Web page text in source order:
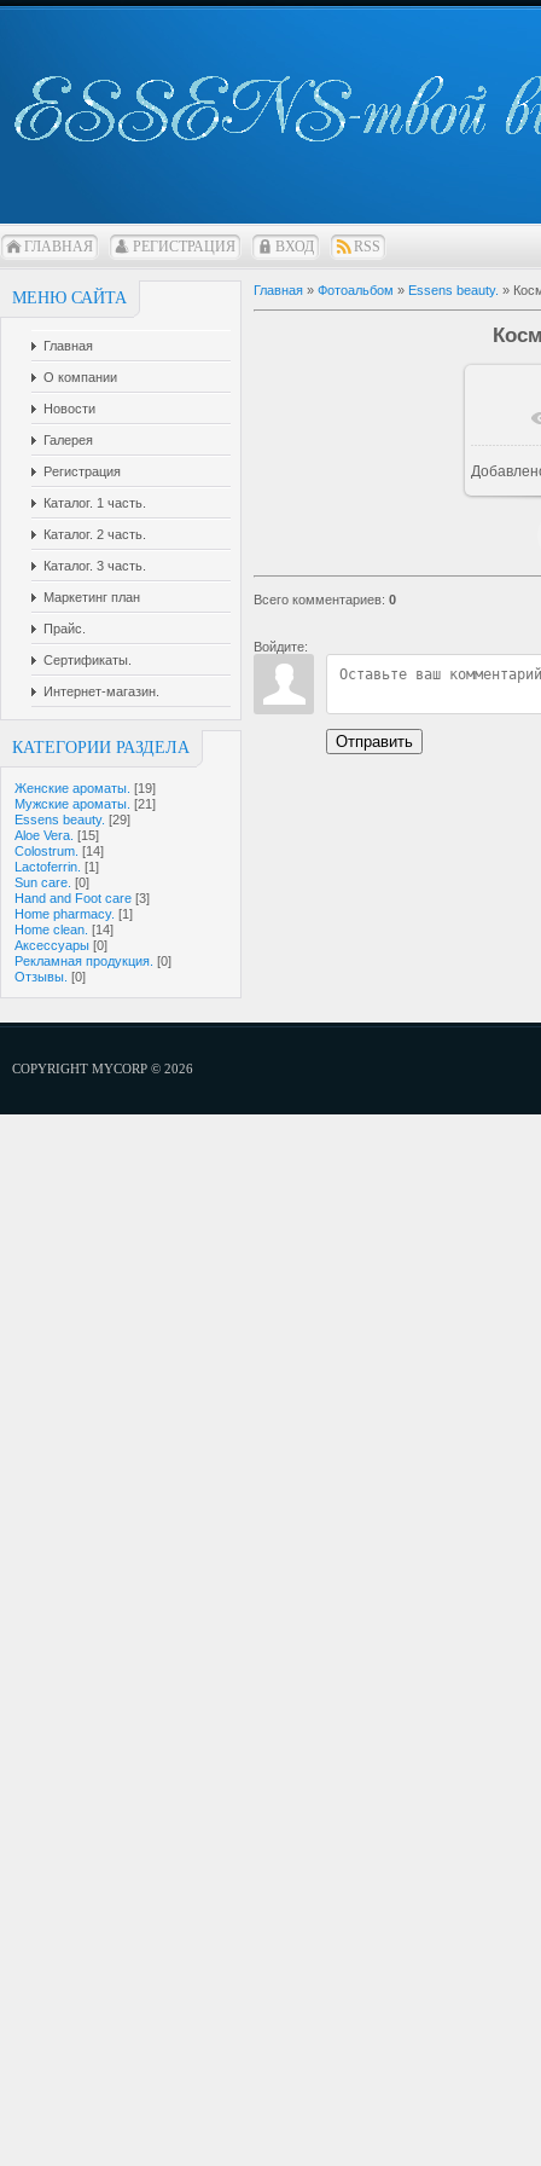
ГЛАВНАЯ РЕГИСТРАЦИЯ ВХОД RSS
МЕНЮ САЙТА
Главная
О компании
Новости
Галерея
Регистрация
Каталог. 1 часть.
Каталог. 2 часть.
Каталог. 3 часть.
Маркетинг план
Прайс.
Сертификаты.
Интернет-магазин.
КАТЕГОРИИ РАЗДЕЛА
Женские ароматы. [19]
Мужские ароматы. [21]
Essens beauty. [29]
Aloe Vera. [15]
Colostrum. [14]
Lactoferrin. [1]
Sun care. [0]
Hand and Foot care [3]
Home pharmacy. [1]
Home clean. [14]
Аксессуары [0]
Рекламная продукция. [0]
Отзывы. [0]
Главная » Фотоальбом » Essens beauty. »
Всего комментариев: 0
Войдите:
Отправить
COPYRIGHT MYCORP © 2026